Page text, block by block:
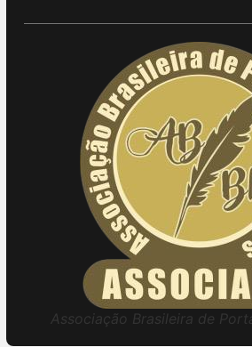
Associação Brasileira de